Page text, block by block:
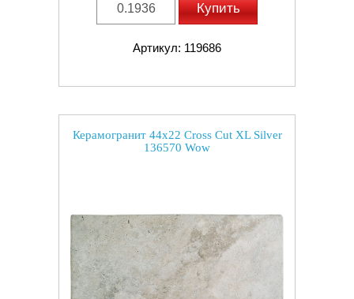
Купить
Артикул: 119686
Керамогранит 44x22 Cross Cut XL Silver
136570 Wow